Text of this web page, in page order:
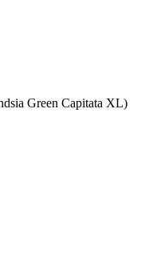
Green Capitata XL)